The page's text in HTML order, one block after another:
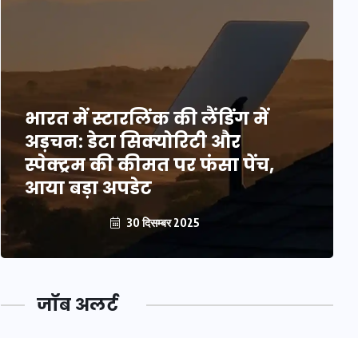
भारत में स्टारलिंक की लैंडिंग में
अड़चन: डेटा सिक्योरिटी और
स्पेक्ट्रम की कीमत पर फंसा पेंच,
आया बड़ा अपडेट
30 दिसम्बर 2025
जॉब अलर्ट